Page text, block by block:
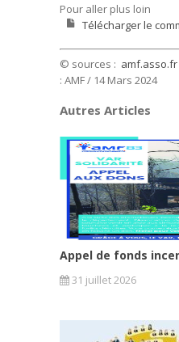
Pour aller plus loin
Télécharger le
© sources : amf.asso.fr
: AMF/ 14 Mars 2024
Autres Articles
Appel de fonds
31 juillet 2026